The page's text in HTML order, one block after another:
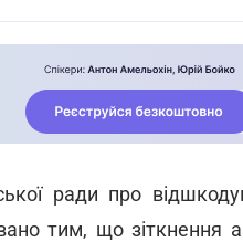
ради про
тим, що зіткнення